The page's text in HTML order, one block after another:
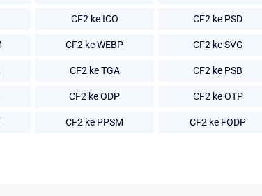
CF2 ke ICO CF2 ke PSD
CF2 ke WEBP CF2 ke SVG
CF2 ke TGA CF2 ke PSB
CF2 ke ODP CF2 ke OTP
CF2 ke PPSM CF2 ke FODP